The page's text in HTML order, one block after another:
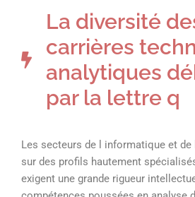
La diversité
carrières
analytiques
par la lettre q
Les secteurs de l informatique et de
sur des profils hautement
exigent une grande rigueur